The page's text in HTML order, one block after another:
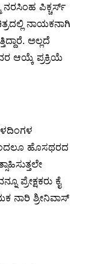
ನರಸಿಂಹ ಪಿಕ್ಚರ್ಸ್
ನಾಯಕನಾಗಿ
ಅಲ್ಲದೆ
ಆಯ್ಕೆ ಪ್ರಕ್ರಿಯೆ
ಹೊಸಥರದ
ಪ್ರೇಕ್ಷಕರು ಕೈ
ನಾರಿ ಶ್ರೀನಿವಾಸ್